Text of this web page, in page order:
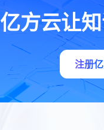
亿方云让
注册